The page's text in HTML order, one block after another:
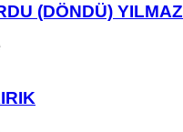
(DÖNDÜ) YILMAZ